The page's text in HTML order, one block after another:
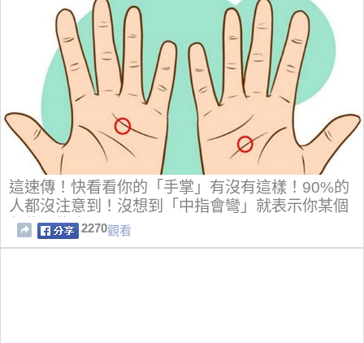
這速傳！快看看你的「手掌」有沒有這樣！90%的
人都沒注意到！沒想到「中指會彎」就表示你某個
部位可能也....
2270觀看